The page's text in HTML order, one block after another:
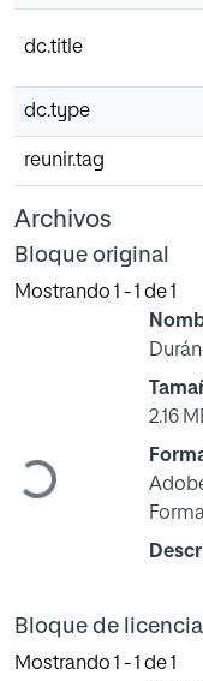
dc.title
dc.type
reunir.tag
Archivos
Bloque original
Mostrando 1 - 1 de 1
Cargando...
2.16
Bloque de
Mostrando 1 - 1 de 1